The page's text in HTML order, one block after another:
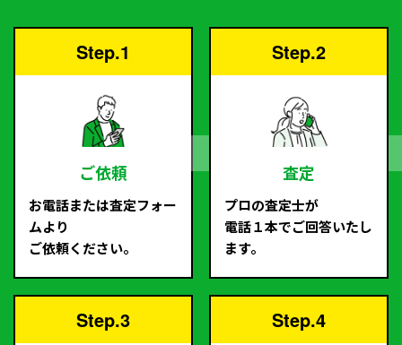
Step.1
ご依頼
お電話または査定フォー
ムより
ご依頼ください。
Step.2
査定
プロの査定士が
電話１本でご回答いたし
ます。
Step.3 Step.4